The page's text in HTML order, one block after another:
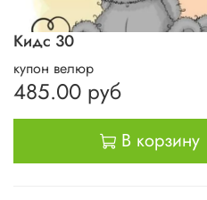
Кидс 30
купон велюр
485.00 руб
В корзину